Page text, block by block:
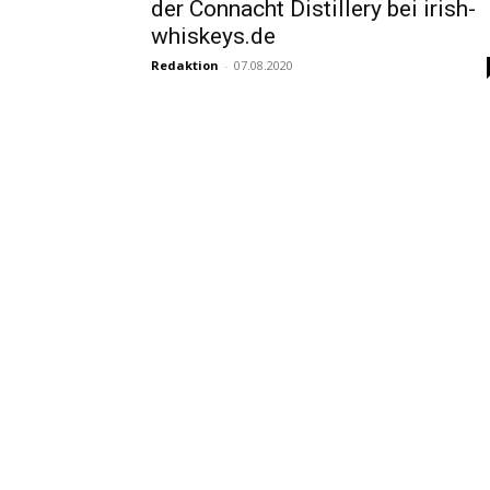
der Connacht Distillery bei irish-
whiskeys.de
Redaktion - 07.08.2020